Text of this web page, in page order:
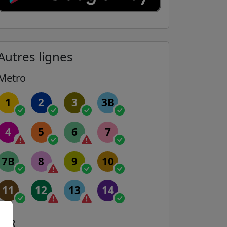
lignes
1 2 3 3B
4 5 6 7
7B 8 9 10
11 12 13 14
RER